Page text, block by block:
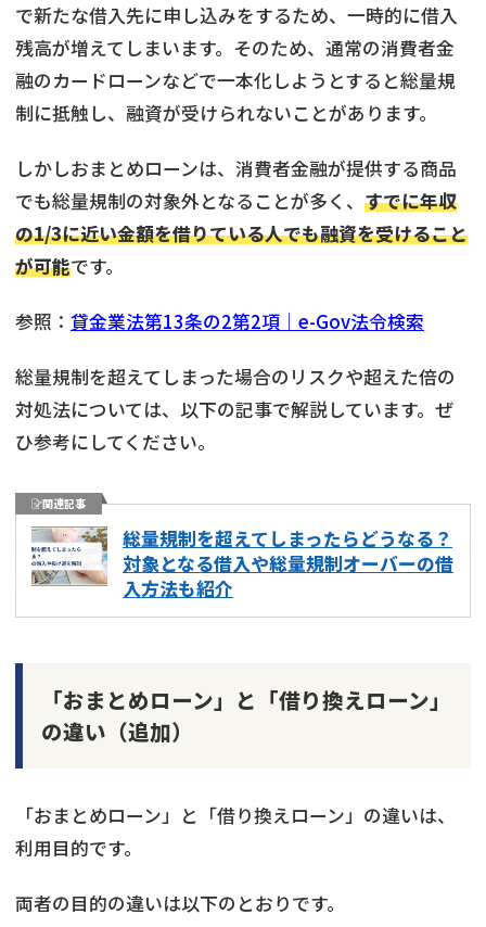
で新たな借入先に申し込みをするため、一時的に借入
残高が増えてしまいます。そのため、通常の消費者金
融のカードローンなどで一本化しようとすると総量規
制に抵触し、融資が受けられないことがあります。
しかしおまとめローンは、消費者金融が提供する商品
でも総量規制の対象外となることが多く、 すでに年収
の1/3に近い金額を借りている人でも融資を受けること
が可能です。
参照： 貸金業法第13条の2第2項｜e-Gov法令検索
総量規制を超えてしまった場合のリスクや超えた倍の
対処法については、以下の記事で解説しています。ぜ
ひ参考にしてください。
関連記事
総量規制を超えてしまったらどうなる？
対象となる借入や総量規制オーバーの借
入方法も紹介
「おまとめローン」と「借り換えローン」
の違い（追加）
「おまとめローン」と「借り換えローン」の違いは、
利用目的です。
両者の目的の違いは以下のとおりです。